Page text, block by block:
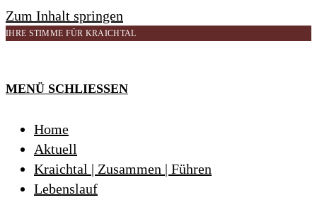
Zum Inhalt springen
IHRE STIMME FÜR KRAICHTAL
MENÜ SCHLIESSEN
Home
Aktuell
Kraichtal | Zusammen | Führen
Lebenslauf